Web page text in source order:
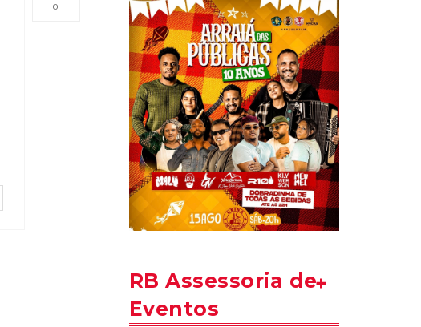
0
RB Assessoria de
Eventos